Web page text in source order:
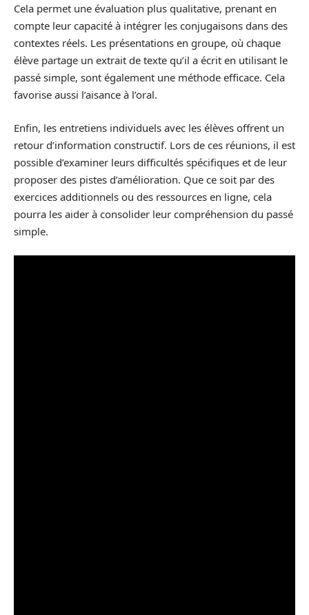
Cela permet une évaluation plus qualitative, prenant en
compte leur capacité à intégrer les conjugaisons dans des
contextes réels. Les présentations en groupe, où chaque
élève partage un extrait de texte qu’il a écrit en utilisant le
passé simple, sont également une méthode efficace. Cela
favorise aussi l’aisance à l’oral.
Enfin, les entretiens individuels avec les élèves offrent un
retour d’information constructif. Lors de ces réunions, il est
possible d’examiner leurs difficultés spécifiques et de leur
proposer des pistes d’amélioration. Que ce soit par des
exercices additionnels ou des ressources en ligne, cela
pourra les aider à consolider leur compréhension du passé
simple.